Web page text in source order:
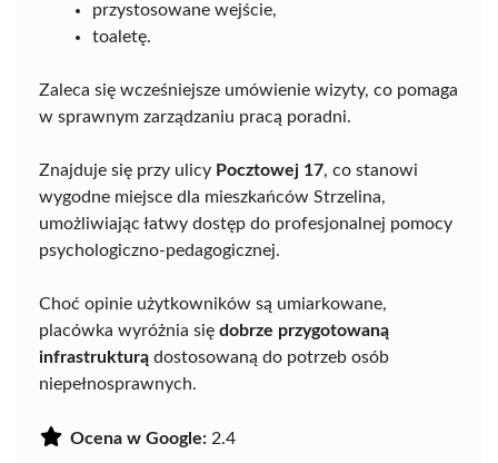
przystosowane wejście,
toaletę.
Zaleca się wcześniejsze umówienie wizyty, co pomaga
w sprawnym zarządzaniu pracą poradni.
Znajduje się przy ulicy Pocztowej 17, co stanowi
wygodne miejsce dla mieszkańców Strzelina,
umożliwiając łatwy dostęp do profesjonalnej pomocy
psychologiczno-pedagogicznej.
Choć opinie użytkowników są umiarkowane,
placówka wyróżnia się dobrze przygotowaną
infrastrukturą dostosowaną do potrzeb osób
niepełnosprawnych.
Ocena w Google: 2.4